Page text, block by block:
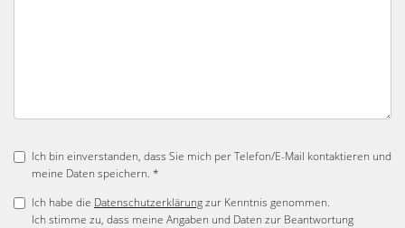
Ich bin einverstanden, dass Sie mich per Telefon/E-Mail kontaktieren und
meine Daten speichern. *
Ich habe die Datenschutzerklärungzur Kenntnis genommen.
Ich stimme zu, dass meine Angaben und Daten zur Beantwortung